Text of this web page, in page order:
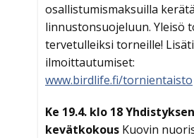
osallistumismaksuilla
linnustonsuojeluun. Yleisö
tervetulleiksi torneille!
ilmoittautumiset:
www.birdlife.fi/tornientaisto
Ke 19.4. klo 18 Yhdistyksen
kevätkokous Kuovin